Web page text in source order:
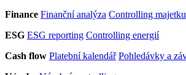
Finance Finanční analýza Controlling majetku
ESG ESG reporting Controlling energií
Cash flow Platební kalendář Pohledávky a